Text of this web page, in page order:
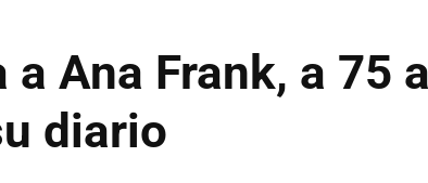
Ana Frank, a 75
diario